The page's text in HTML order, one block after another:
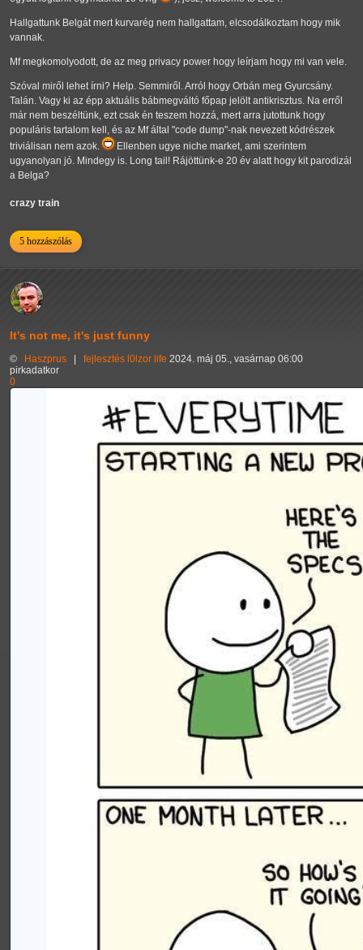
Hallgattunk Belgát mert kurvarég nem hallgattam, elcsodálkoztam hogy mik
vannak.
Mf megkomolyodott, de az meg privacy power hogy leírjam hogy mi van vele.
Szóval miről lehet írni? Help. Semmiről. Arról hogy Orbán meg Gyurcsány.
Talán. Vagy ki az épp aktuális bábmegváltó főpap jelölt antikrisztus. Na erről
már nem beszéltünk, ezt csak én teszem hozzá, mert arra jutottunk hogy
populáris tartalom kell, és az Mf által "code dump"-nak nevezett kódrészek
triviálisan nem azok.
Ellenben ugye niche market, ami szerintem
ugyanolyan jó. Mindegy is. Long tail! Rájöttünk-e 20 év alatt hogy kit parodizál
a Belga?
crazy train
5 hozzászólás
It's not me, it's just funny
© Haszprus fejlesztés l0lzor life 2024. máj 05., vasárnap 06:00
pirkadatkor
0